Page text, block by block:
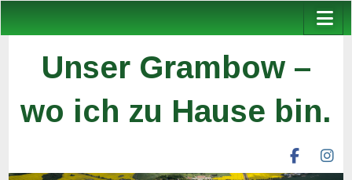
Unser Grambow –
wo ich zu Hause bin.
unser